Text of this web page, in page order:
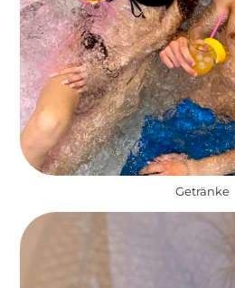
Getränke